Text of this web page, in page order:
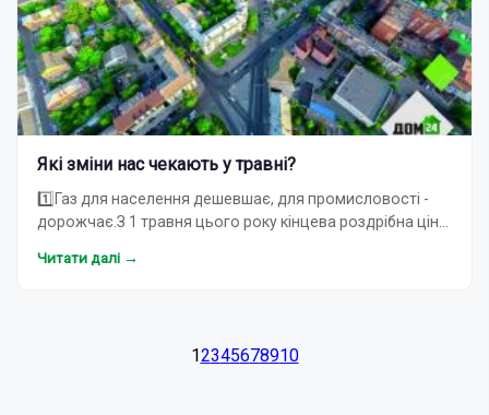
Які зміни нас чекають у травні?
1️⃣Газ для населення дешевшає, для промисловості -
дорожчає.З 1 травня цього року кінцева роздрібна ціна
Читати далі →
12345678910